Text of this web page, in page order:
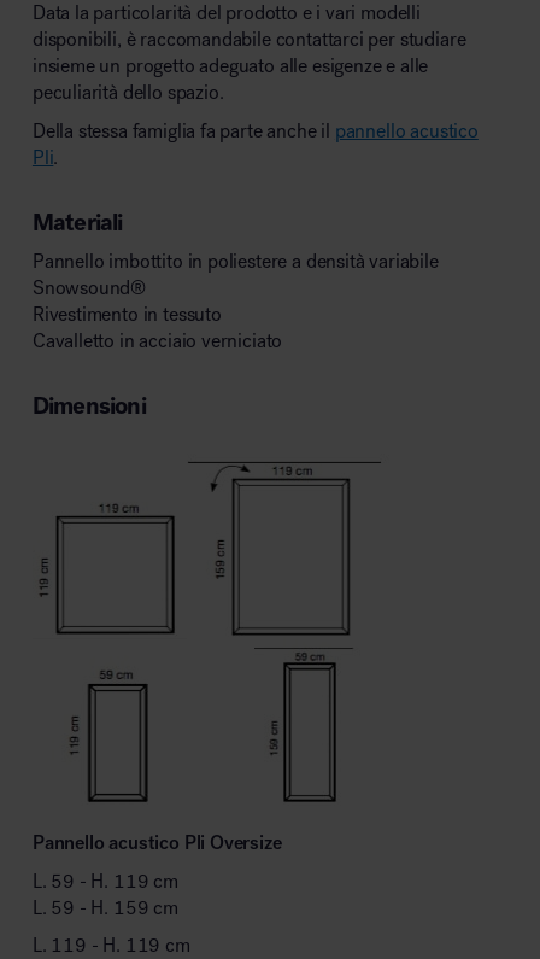
Data la particolarità del prodotto e i vari modelli
disponibili, è raccomandabile contattarci per studiare
insieme un progetto adeguato alle esigenze e alle
peculiarità dello spazio.
Della stessa famiglia fa parte anche il pannello acustico
Pli.
Materiali
Pannello imbottito in poliestere a densità variabile
Snowsound®
Rivestimento in tessuto
Cavalletto in acciaio verniciato
Dimensioni
Pannello acustico Pli Oversize
L. 59 - H. 119 cm
L. 59 - H. 159 cm
L. 119 - H. 119 cm